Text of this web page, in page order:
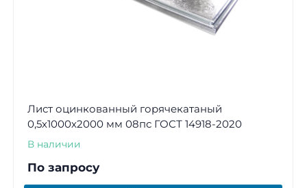
Лист оцинкованный горячекатаный
0,5х1000х2000 мм 08пс ГОСТ 14918-2020
В наличии
По запросу